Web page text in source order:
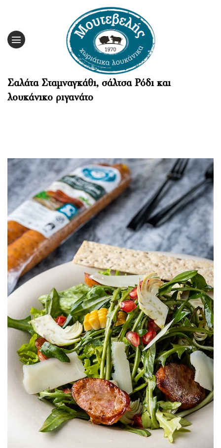
content
Σαλάτα Σταμναγκάθι, σάλτσα Ρόδι και
λουκάνικο ριγανάτο